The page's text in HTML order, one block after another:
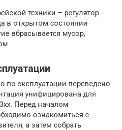
техники – регулятор
в открытом состоянии
вбрасывается мусор,
по эксплуатации переведено
унифицирована для
Перед началом
ознакомиться с
а затем собрать